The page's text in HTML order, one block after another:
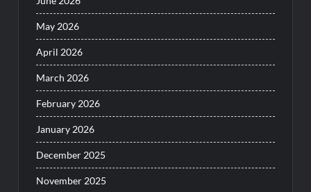
May 2026
April 2026
March 2026
February 2026
January 2026
December 2025
November 2025